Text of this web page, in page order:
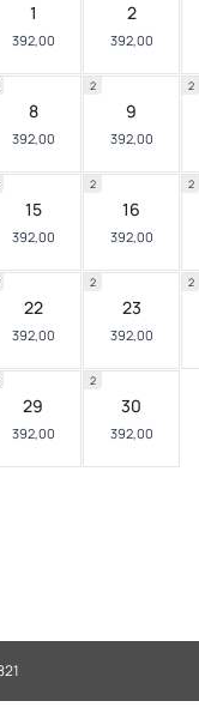
1
392,00
2
392,00
8
392,00
9
392,00
2 2
15
392,00
16
392,00
2 2
22
392,00
23
392,00
2 2
29
392,00
30
392,00
2